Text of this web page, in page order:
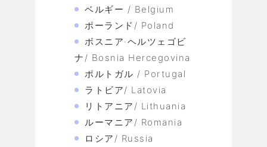
ベルギー / Belgium
ポーランド/ Poland
ボスニア·ヘルツェゴビ
ナ/ Bosnia Hercegovina
ポルトガル / Portugal
ラトビア/ Latovia
リトアニア/ Lithuania
ルーマニア/ Romania
ロシア/ Russia